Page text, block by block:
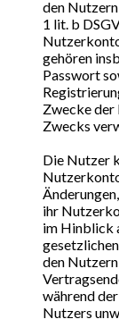
den
1 lit. b
gehören
Passwort
Zwecke der
Zwecks
Die Nutzer
ihr
im Hinblick
den
während
Nutzers